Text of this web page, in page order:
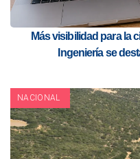
Más visibilidad para la
Ingeniería se
NACIONAL